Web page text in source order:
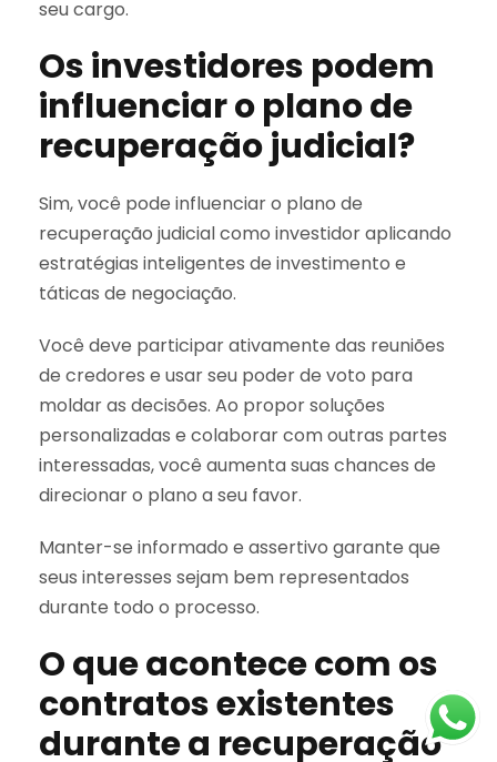
seu cargo.
Os investidores podem
influenciar o plano de
recuperação judicial?
Sim, você pode influenciar o plano de
recuperação judicial como investidor aplicando
estratégias inteligentes de investimento e
táticas de negociação.
Você deve participar ativamente das reuniões
de credores e usar seu poder de voto para
moldar as decisões. Ao propor soluções
personalizadas e colaborar com outras partes
interessadas, você aumenta suas chances de
direcionar o plano a seu favor.
Manter-se informado e assertivo garante que
seus interesses sejam bem representados
durante todo o processo.
O que acontece com os
contratos existentes
durante a recuperação